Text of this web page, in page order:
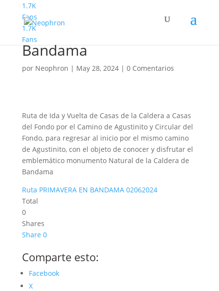
1.7K
Fans
1.7K
Fans
Familyphron Caldera de
Bandama
por Neophron | May 28, 2024| 0 Comentarios
Ruta de Ida y Vuelta de Casas de la Caldera a Casas
del Fondo por el Camino de Agustinito y Circular del
Fondo, para regresar al inicio por el mismo camino
de Agustinito, con el objeto de conocer y disfrutar el
emblemático monumento Natural de la Caldera de
Bandama
Ruta PRIMAVERA EN BANDAMA 02062024
Total
0
Shares
Share 0
Comparte esto:
Facebook
X